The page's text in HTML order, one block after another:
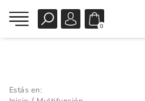
0
Estás en: